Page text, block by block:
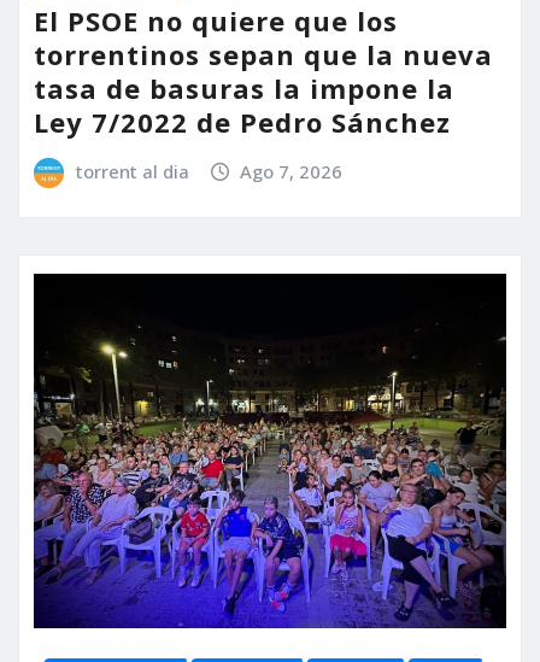
El PSOE no quiere que los
torrentinos sepan que la nueva
tasa de basuras la impone la
Ley 7/2022 de Pedro Sánchez
torrent al dia Ago 7, 2026